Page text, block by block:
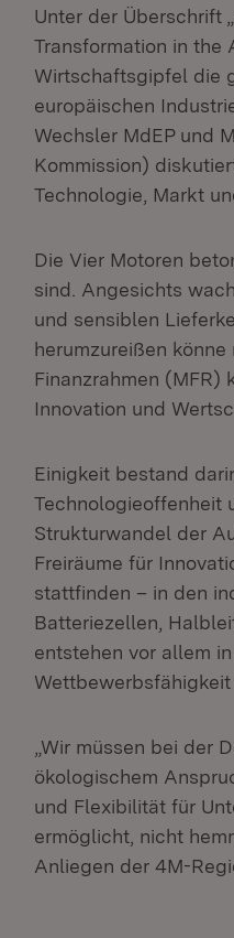
Unter der Überschrift
Transformation in the
Wirtschaftsgipfel die
europäischen
Wechsler MdEP und
Kommission)
Technologie, Markt
Die Vier Motoren
sind. Angesichts
und sensiblen
herumzureißen
Finanzrahmen (MFR)
Innovation und
Einigkeit bestand
Technologieoffenheit
Strukturwandel der
Freiräume für
stattfinden – in den
Batteriezellen,
entstehen vor allem
Wettbewerbsfähigkeit
„Wir müssen bei der
ökologischem
und Flexibilität für
ermöglicht, nicht
Anliegen der 4M-